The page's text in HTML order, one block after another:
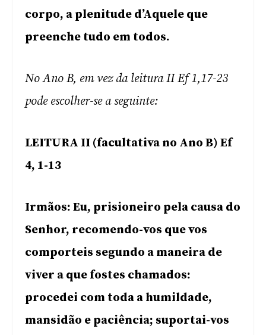
corpo, a plenitude d’Aquele que
preenche tudo em todos.
No Ano B, em vez da leitura II Ef 1,17-23
pode escolher-se a seguinte:
LEITURA II (facultativa no Ano B) Ef
4, 1-13
Irmãos: Eu, prisioneiro pela causa do
Senhor, recomendo-vos que vos
comporteis segundo a maneira de
viver a que fostes chamados:
procedei com toda a humildade,
mansidão e paciência; suportai-vos